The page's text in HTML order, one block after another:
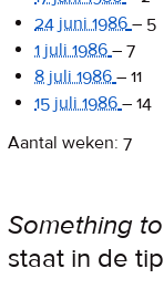
24 juni 1986 – 5
1 juli 1986 – 7
8 juli 1986 – 11
15 juli 1986 – 14
Aantal weken: 7
Something
staat in de